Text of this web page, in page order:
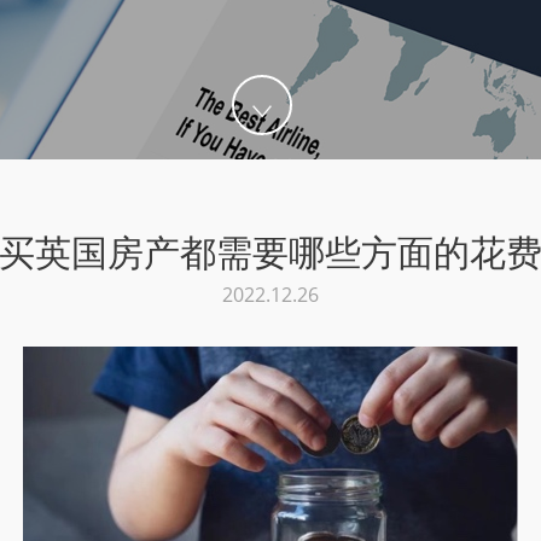
英国房产都需要哪些方面的花
2022.12.26